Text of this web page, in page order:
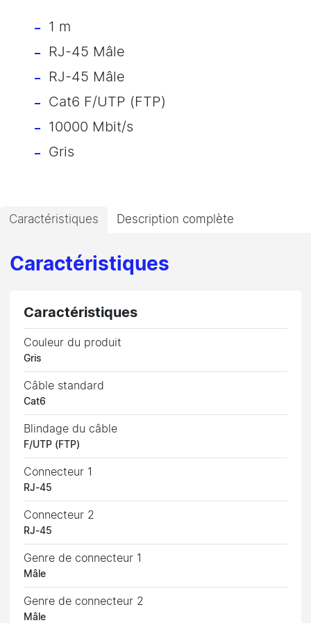
1 m
RJ-45 Mâle
RJ-45 Mâle
Cat6 F/UTP (FTP)
10000 Mbit/s
Gris
Caractéristiques Description complète
Caractéristiques
Caractéristiques
Couleur du produit
Gris
Câble standard
Cat6
Blindage du câble
F/UTP (FTP)
Connecteur 1
RJ-45
Connecteur 2
RJ-45
Genre de connecteur 1
Mâle
Genre de connecteur 2
Mâle